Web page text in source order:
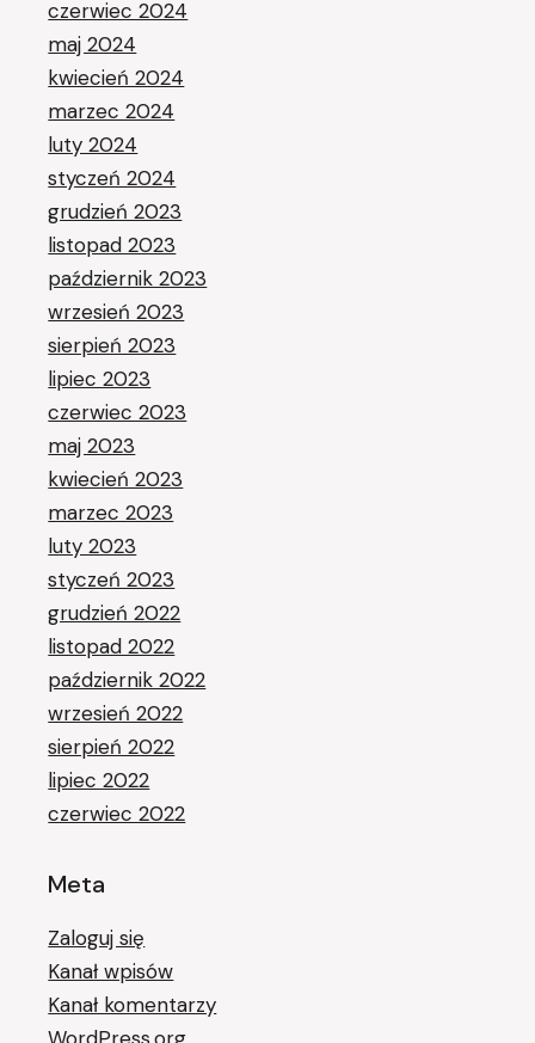
czerwiec 2024
maj 2024
kwiecień 2024
marzec 2024
luty 2024
styczeń 2024
grudzień 2023
listopad 2023
październik 2023
wrzesień 2023
sierpień 2023
lipiec 2023
czerwiec 2023
maj 2023
kwiecień 2023
marzec 2023
luty 2023
styczeń 2023
grudzień 2022
listopad 2022
październik 2022
wrzesień 2022
sierpień 2022
lipiec 2022
czerwiec 2022
Meta
Zaloguj się
Kanał wpisów
Kanał komentarzy
WordPress.org